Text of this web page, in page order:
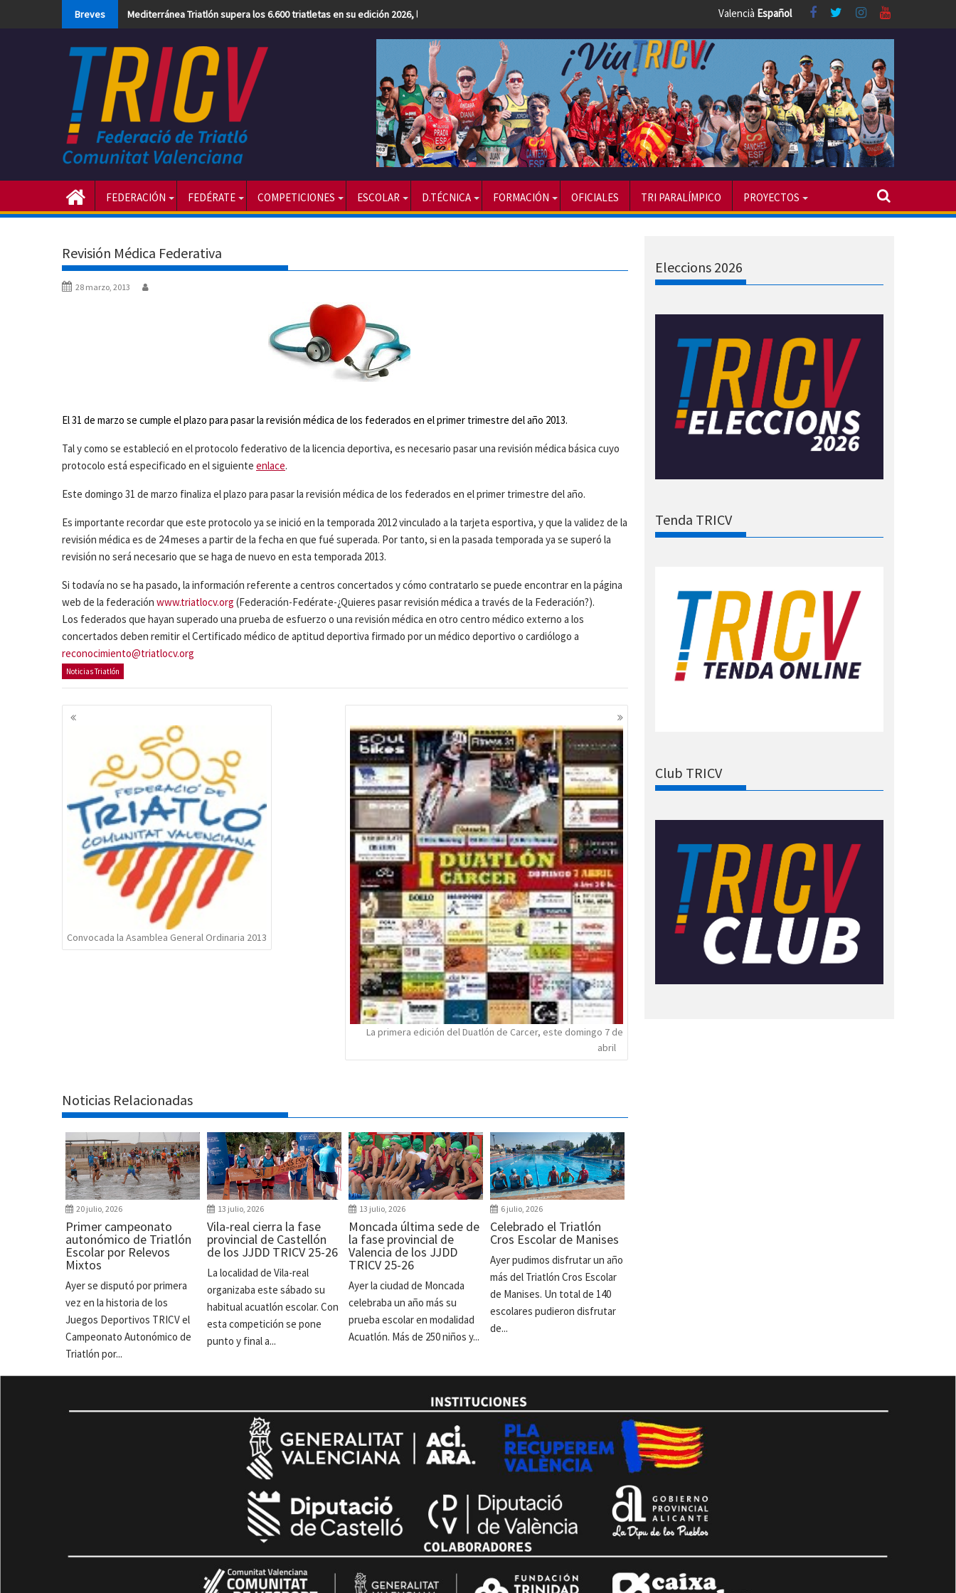
Breves Mediterránea Triatlón supera los 6.600 triatletas en su edición 2026, la más numerosa hasta la fecha Valencià Español
FEDERACIÓN FEDÉRATE COMPETICIONES ESCOLAR D.TÉCNICA FORMACIÓN OFICIALES TRI PARALÍMPICO PROYECTOS
Revisión Médica Federativa
28 marzo, 2013
El 31 de marzo se cumple el plazo para pasar la revisión médica de los federados en el primer trimestre del año 2013.
Tal y como se estableció en el protocolo federativo de la licencia deportiva, es necesario pasar una revisión médica básica cuyo
protocolo está especificado en el siguiente enlace.
Este domingo 31 de marzo finaliza el plazo para pasar la revisión médica de los federados en el primer trimestre del año.
Es importante recordar que este protocolo ya se inició en la temporada 2012 vinculado a la tarjeta esportiva, y que la validez de la
revisión médica es de 24 meses a partir de la fecha en que fué superada. Por tanto, si en la pasada temporada ya se superó la
revisión no será necesario que se haga de nuevo en esta temporada 2013.
Si todavía no se ha pasado, la información referente a centros concertados y cómo contratarlo se puede encontrar en la página
web de la federación www.triatlocv.org (Federación-Fedérate-¿Quieres pasar revisión médica a través de la Federación?).
Los federados que hayan superado una prueba de esfuerzo o una revisión médica en otro centro médico externo a los
concertados deben remitir el Certificado médico de aptitud deportiva firmado por un médico deportivo o cardiólogo a
reconocimiento@triatlocv.org
Noticias Triatlón
Navegación
Convocada la Asamblea General Ordinaria 2013
La primera edición del Duatlón de Carcer, este domingo 7 de
abril
Noticias Relacionadas
20 julio, 2026
Primer campeonato
autonómico de Triatlón
Escolar por Relevos
Mixtos
Ayer se disputó por primera
vez en la historia de los
Juegos Deportivos TRICV el
Campeonato Autonómico de
Triatlón por...
13 julio, 2026
Vila-real cierra la fase
provincial de Castellón
de los JJDD TRICV 25-26
La localidad de Vila-real
organizaba este sábado su
habitual acuatlón escolar. Con
esta competición se pone
punto y final a...
13 julio, 2026
Moncada última sede de
la fase provincial de
Valencia de los JJDD
TRICV 25-26
Ayer la ciudad de Moncada
celebraba un año más su
prueba escolar en modalidad
Acuatlón. Más de 250 niños y...
6 julio, 2026
Celebrado el Triatlón
Cros Escolar de Manises
Ayer pudimos disfrutar un año
más del Triatlón Cros Escolar
de Manises. Un total de 140
escolares pudieron disfrutar
de...
Eleccions 2026
Tenda TRICV
Club TRICV